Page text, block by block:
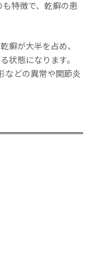
特徴で、乾癬の患
癬が大半を占め、
状態になります。
などの異常や関節炎